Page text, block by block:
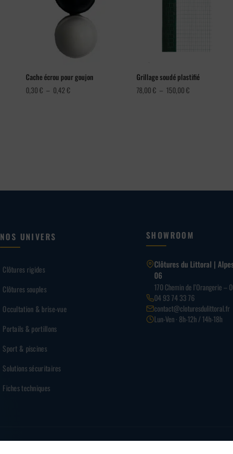
Cache écrou pour goujon
0,30€ – 0,42€Plage
Grillage soudé plastifié
78,00€ – 150,00€Plage
NOS UNIVERS
Clôtures rigides
Clôtures souples
Occultation & brise-vue
Portails & portillons
Sport & piscines
Solutions sécuritaires
Fiches techniques
SHOWROOM
Clôtures du Littoral |
06
170 Chemin de l’Orangerie –
04 93 74 33 76
contact@cloturesdulittoral.fr
Lun-Ven · 8h-12h / 14h-18h